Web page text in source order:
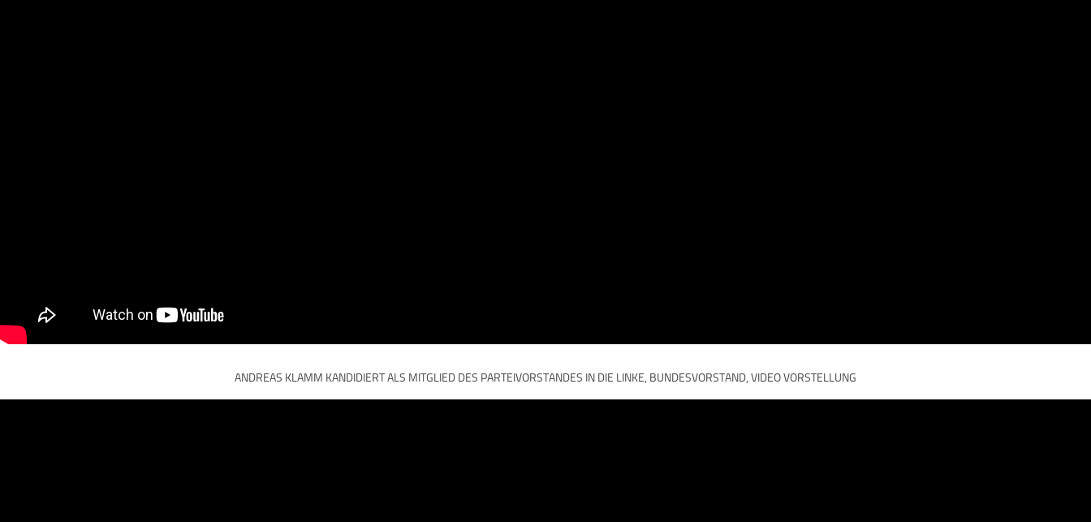
ANDREAS KLAMM KANDIDIERT ALS MITGLIED DES PARTEIVORSTANDES IN DIE LINKE, BUNDESVORSTAND, VIDEO VORSTELLUNG